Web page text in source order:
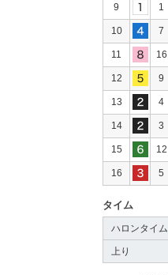
9 1
10 7
11 16
12 9
13 4
14 3
15 12
16 5
タイム
ハロンタイム
上り